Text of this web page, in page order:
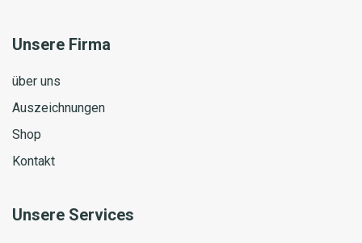
Unsere Firma
über uns
Auszeichnungen
Shop
Kontakt
Unsere Services